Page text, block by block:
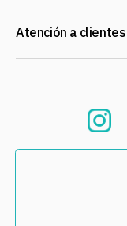
Atención a clientes